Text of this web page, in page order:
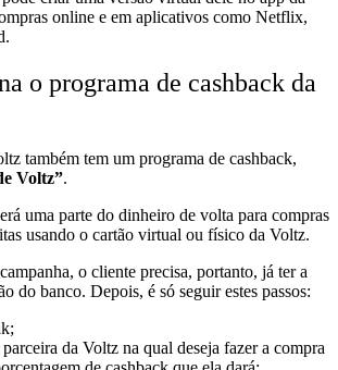
online e em aplicativos como Netflix,
o programa de cashback da
também tem um programa de cashback,
Voltz”.
uma parte do dinheiro de volta para compras
usando o cartão virtual ou físico da Voltz.
o cliente precisa, portanto, já ter a
do banco. Depois, é só seguir estes passos:
;
da Voltz na qual deseja fazer a compra